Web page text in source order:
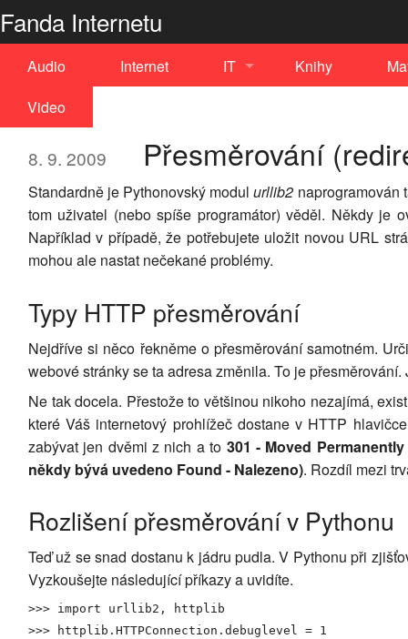
Fanda Internetu
Audio Internet
IT
Drupal
iPhone
Linux
Nginx
Perl
PostgreSQL
Python
Ruby
Ostatní
Knihy
Video
8. 9. 2009 Přesměrování
Standardně je Pythonovský modulurllib2 naprogramován
tom uživatel (nebo spíše programátor) věděl. Někdy je
Například v případě, že potřebujete uložit novou URL
mohou ale nastat nečekané problémy.
Typy HTTP přesměrování
Nejdříve si něco řekněme o přesměrování samotném.
webové stránky se ta adresa změnila. To je
Ne tak docela. Přestože to většinou nikoho nezajímá,
které Váš internetový prohlížeč dostane v HTTP
zabývat jen dvěmi z nich a to 301 - Moved
někdy bývá uvedeno Found - Nalezeno). Rozdíl mezi
Rozlišení přesměrování v Pythonu
Teď už se snad dostanu k jádru pudla. V Pythonu při
Vyzkoušejte následující příkazy a uvidíte.
>>> import urllib2 ,
httplib
>>>
httplib . HTTPConnection . debuglevel = 1